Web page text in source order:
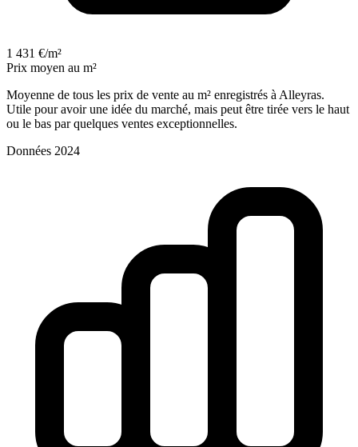
1 431 €/m²
Prix moyen au m²
Moyenne de tous les prix de vente au m² enregistrés à Alleyras.
Utile pour avoir une idée du marché, mais peut être tirée vers le haut
ou le bas par quelques ventes exceptionnelles.
Données 2024